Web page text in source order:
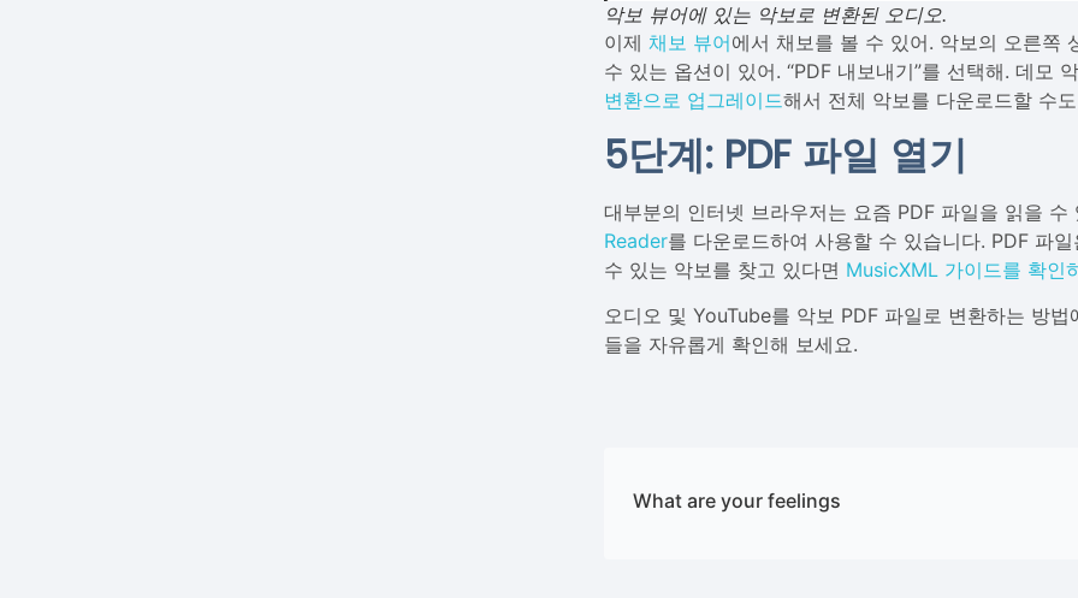
악보 뷰어에 있는 악보로 변환된 오디오.
이제 채보 뷰어에서 채보를 볼 수 있어. 악보의 오른쪽
수 있는 옵션이 있어. “PDF 내보내기”를 선택해. 데모
변환으로 업그레이드해서 전체 악보를 다운로드할 수
5단계: PDF 파일 열기
대부분의 인터넷 브라우저는 요즘 PDF 파일을 읽을
Reader를 다운로드하여 사용할 수 있습니다. PDF 파
수 있는 악보를 찾고 있다면 MusicXML 가이드를 확인
오디오 및 YouTube를 악보 PDF 파일로 변환하는 방법
들을 자유롭게 확인해 보세요.
What are your feelings